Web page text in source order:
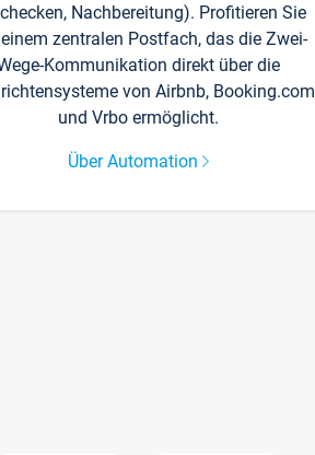
Nachbereitung). Profitieren Sie
zentralen Postfach, das die Zwei-
Kommunikation direkt über die
von Airbnb, Booking.com
und Vrbo ermöglicht.
Über Automation